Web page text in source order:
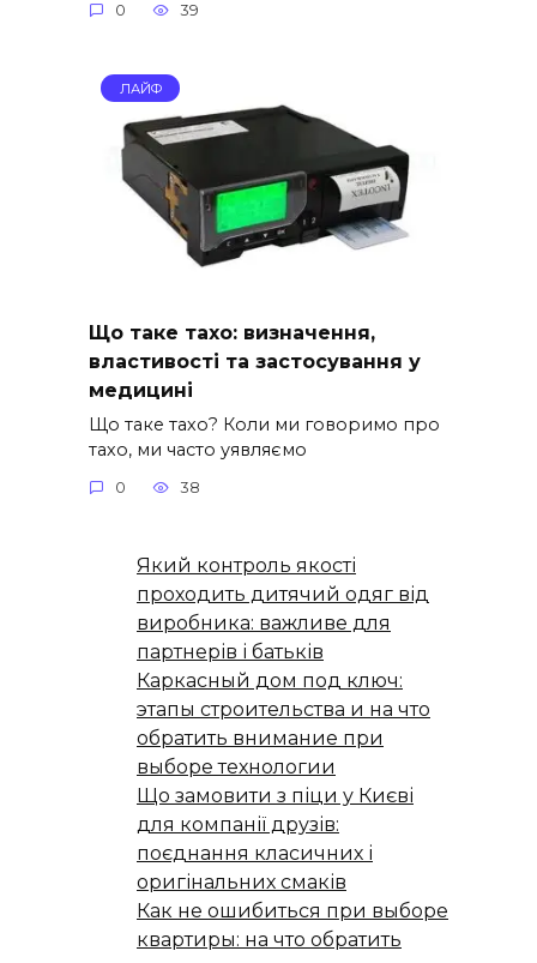
0 39
ЛАЙФ
Що таке тахо: визначення,
властивості та застосування у
медицині
Що таке тахо? Коли ми говоримо про
тахо, ми часто уявляємо
0 38
Який контроль якості
проходить дитячий одяг від
виробника: важливе для
партнерів і батьків
Каркасный дом под ключ:
этапы строительства и на что
обратить внимание при
выборе технологии
Що замовити з піци у Києві
для компанії друзів:
поєднання класичних і
оригінальних смаків
Как не ошибиться при выборе
квартиры: на что обратить